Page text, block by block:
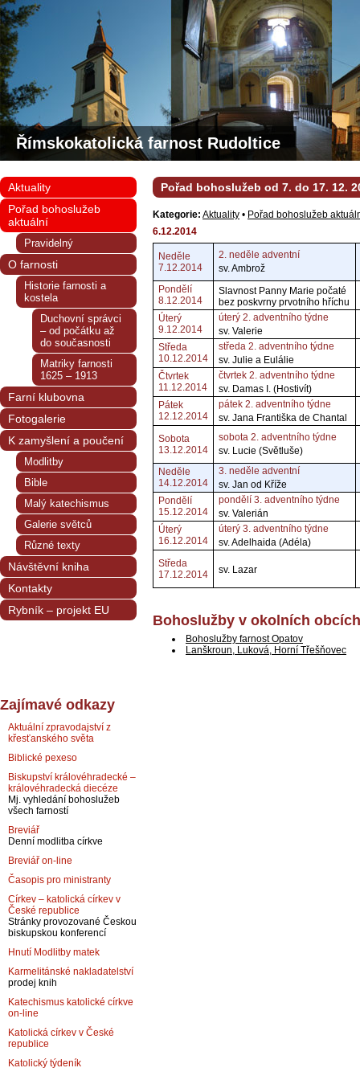
Římskokatolická farnost Rudoltice
Pořad bohoslužeb od 7. do 17. 12.
Kategorie: Aktuality • Pořad bohoslužeb
6.12.2014
Neděle
7.12.2014
2. neděle adventní
sv. Ambrož
Pondělí
8.12.2014
Slavnost Panny Marie počaté
bez poskvrny prvotního hříchu
Úterý
9.12.2014
úterý 2. adventního týdne
sv. Valerie
Středa
10.12.2014
středa 2. adventního týdne
sv. Julie a Eulálie
Čtvrtek
11.12.2014
čtvrtek 2. adventního týdne
sv. Damas I. (Hostivít)
Pátek
12.12.2014
pátek 2. adventního týdne
sv. Jana Františka de Chantal
Sobota
13.12.2014
sobota 2. adventního týdne
sv. Lucie (Světluše)
Neděle
14.12.2014
3. neděle adventní
sv. Jan od Kříže
Pondělí
15.12.2014
pondělí 3. adventního týdne
sv. Valerián
Úterý
16.12.2014
úterý 3. adventního týdne
sv. Adelhaida (Adéla)
Středa
17.12.2014
sv. Lazar
Bohoslužby v okolních obcích
Bohoslužby farnost Opatov
Lanškroun, Luková, Horní Třešňovec
Aktuality
Pořad bohoslužeb
aktuální
Pravidelný
O farnosti
Historie farnosti a
kostela
Duchovní správci
– od počátku až
do současnosti
Matriky farnosti
1625 – 1913
Farní klubovna
Fotogalerie
K zamyšlení a poučení
Modlitby
Bible
Malý katechismus
Galerie světců
Různé texty
Návštěvní kniha
Kontakty
Rybník – projekt EU
Zajímavé odkazy
Aktuální zpravodajství z
křesťanského světa
Biblické pexeso
Biskupství královéhradecké –
královéhradecká diecéze
Mj. vyhledání bohoslužeb
všech farností
Breviář
Denní modlitba církve
Breviář on-line
Časopis pro ministranty
Církev – katolická církev v
České republice
Stránky provozované Českou
biskupskou konferencí
Hnutí Modlitby matek
Karmelitánské nakladatelství
prodej knih
Katechismus katolické církve
on-line
Katolická církev v České
republice
Katolický týdeník